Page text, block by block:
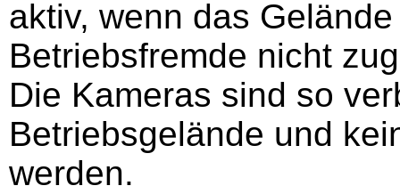
aktiv, wenn das
Betriebsfremde nicht
Die Kameras sind so
Betriebsgelände und
werden.